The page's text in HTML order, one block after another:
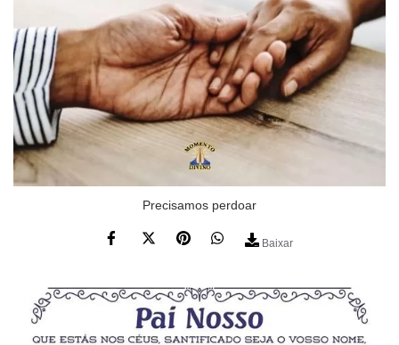
Precisamos perdoar
Baixar